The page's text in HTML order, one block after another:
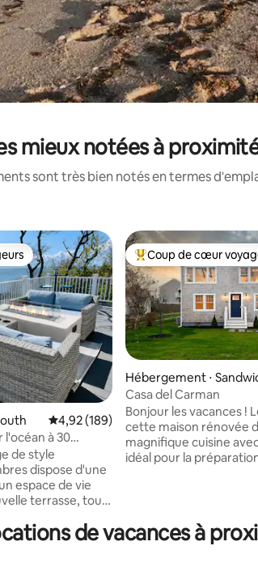
mieux notées à
sont très bien notés en termes
commentaires : 4,94 sur 5
Évaluation moyenne sur la base de
4,92 (189)
l'océan à 30
baie de Cape
de style
dispose d'une
espace de vie
terrasse, tous
un perchoir
d'une falaise de
Coups de cœur
Coup de cœur
Hébergement ⋅
Casa del Carman
Bonjour les vacances !
cette maison rénovée
magnifique cuisine
idéal pour la
terrasse qui se trouve
portes coulissantes.
de vacances à